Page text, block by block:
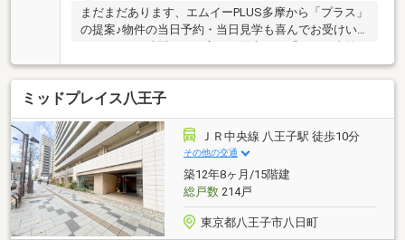
まだまだあります、エムイーPLUS多摩から「プラス」
の提案♪物件の当日予約・当日見学も喜んでお受けい
会』の予約・見学も好評につき実施中！☆テレビで紹
介された【やどかリッチ】使えます！豊かに過ごすに
は【インテリア】家具や家電と【エクステリア】カー
ポートや庭、この充実度で変わってきます。これらを
一括購入でき、代金を住宅ローンに組み込めるサービ
ス、それがやどかリッチです。やりとり不要！最短2
分で見学予約♪条件に合う物件をまとめて比較・内覧
OK！
ミッドプレイス八王子
ＪＲ中央線 八王子駅 徒歩10分
その他の交通
築12年8ヶ月/15階建
総戸数214戸
東京都八王子市八日町